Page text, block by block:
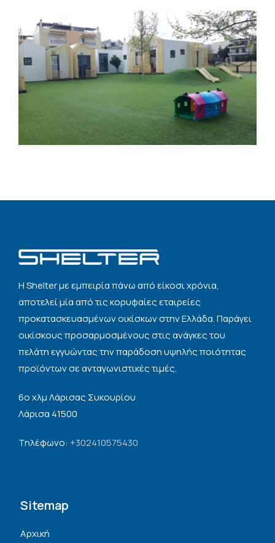
Η Shelter με εμπειρία πάνω από είκοσι χρόνια,
αποτελεί μία από τις κορυφαίες εταιρείες
προκατασκευασμένων οικίσκων στην Ελλάδα. Παράγει
οικίσκους προσαρμοσμένους στις ανάγκες του
πελάτη εγγυώντας την παράδοση υψηλής ποιότητας
προϊόντων σε ανταγωνιστικές τιμές.
6ο χλμ Λάρισας Συκουρίου
Λάρισα 41500
Τηλέφωνο: +302410575430
Sitemap
Αρχική